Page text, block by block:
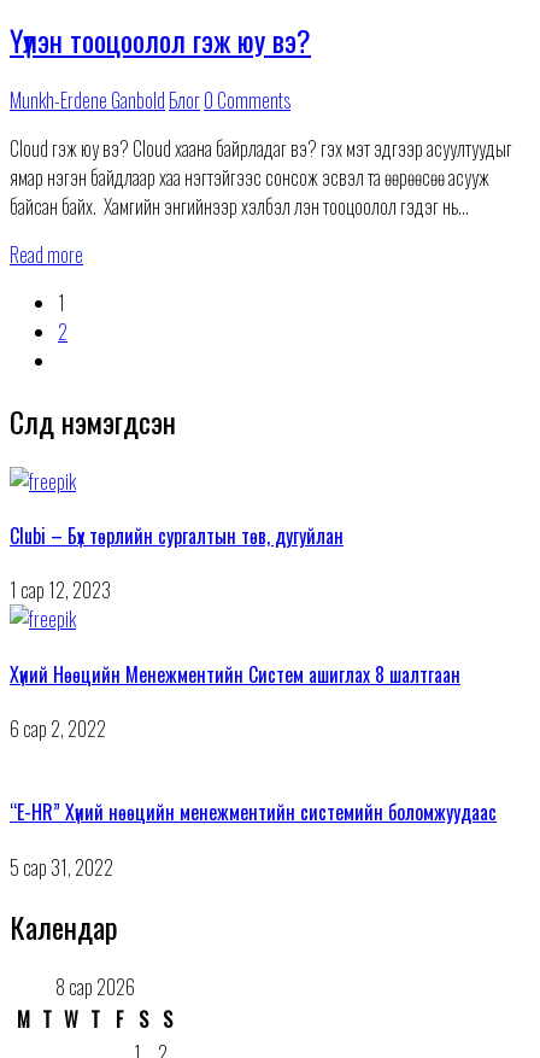
Үүлэн тооцоолол гэж юу вэ?
Munkh-Erdene Ganbold Блог0 Comments
Cloud гэж юу вэ? Cloud хаана байрладаг вэ? гэх мэт эдгээр асуултуудыг
ямар нэгэн байдлаар хаа нэгтэйгээс сонсож эсвэл та өөрөөсөө асууж
байсан байх. Хамгийн энгийнээр хэлбэл үүлэн тооцоолол гэдэг нь
Read more
1
2
Сүүлд нэмэгдсэн
Clubi – Бүх төрлийн сургалтын төв, дугуйлан
1 сар 12, 2023
Хүний Нөөцийн Менежментийн Систем ашиглах 8 шалтгаан
6 сар 2, 2022
“E-HR” Хүний нөөцийн менежментийн системийн боломжуудаас
5 сар 31, 2022
Календар
8 сар 2026
М Т W Т F S S